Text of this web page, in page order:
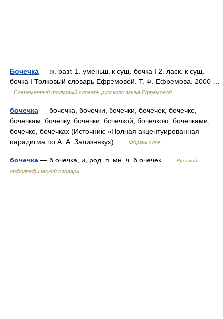
Бочечка — ж. разг. 1. уменьш. к сущ. бочка I 2. ласк. к сущ.
бочка I Толковый словарь Ефремовой. Т. Ф. Ефремова. 2000 …
Современный толковый словарь русского языка Ефремовой
бочечка — бочечка, бочечки, бочечки, бочечек, бочечке,
бочечкам, бочечку, бочечки, бочечкой, бочечкою, бочечками,
бочечке, бочечках (Источник: «Полная акцентуированная
парадигма по А. А. Зализняку») …
Формы слов
бочечка — б очечка, и, род. п. мн. ч. б очечек …
Русский
орфографический словарь